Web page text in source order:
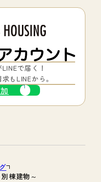
で届く！
もLINEから。
棟建物～